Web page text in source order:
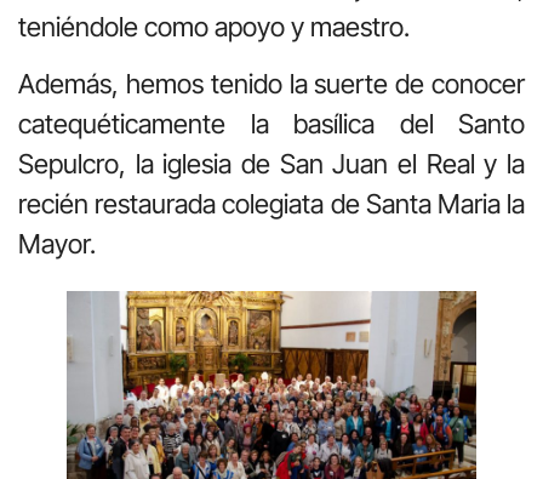
teniéndole como apoyo y maestro.
Además, hemos tenido la suerte de conocer
catequéticamente la basílica del Santo
Sepulcro, la iglesia de San Juan el Real y la
recién restaurada colegiata de Santa Maria la
Mayor.